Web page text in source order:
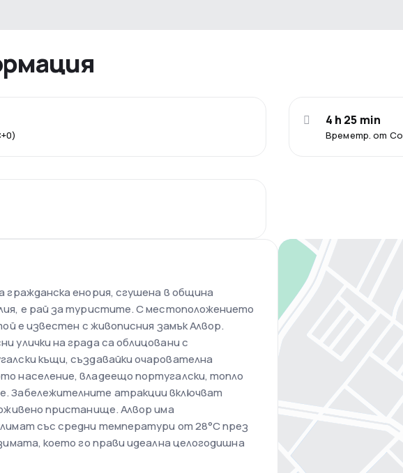
Времетр. от
4 h 25 min
гражданска енория, сгушена в община
е рай за туристите. С местоположението
е известен с живописния замък Алвор.
улички на града са облицовани с
къщи, създавайки очарователна
население, владеещо португалски, топло
Забележителните атракции включват
пристанище. Алвор има
със средни температури от 28°C през
което го прави идеална целогодишна